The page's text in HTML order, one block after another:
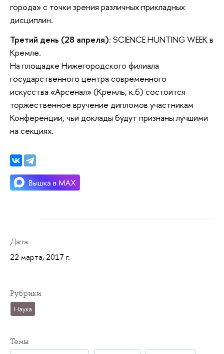
города» с точки зрения различных прикладных
дисциплин.
Третий день (28 апреля): SCIENCE HUNTING WEEK в
Кремле.
На площадке Нижегородского филиала
государственного центра современного
искусства «Арсенал» (Кремль, к.6) состоится
торжественное вручение дипломов участникам
Конференции, чьи доклады будут признаны лучшими
на секциях.
Дата
22 марта, 2017 г.
Рубрики
Наука
Темы